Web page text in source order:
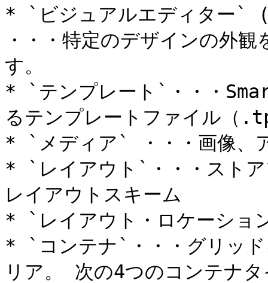
* `ビジュアルエディター` (
・・・特定のデザインの外
す。
* `テンプレート`・・・
るテンプレートファイル（
* `メディア` ・・・画像、
* `レイアウト`・・・ストア
レイアウトスキーム
* `レイアウト・ロケーショ
* `コンテナ`・・・グリッ
リア。 次の4つのコンテナ